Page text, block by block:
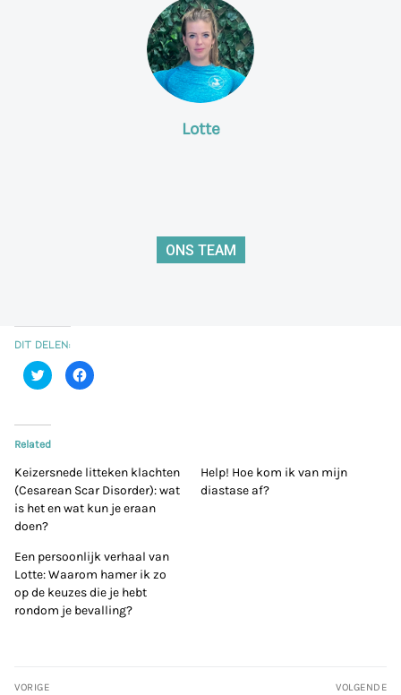
Lotte
ONS TEAM
Dit delen:
Klik
om
Twitter
(Wordt
in
nieuw
venster
geopend)
Klik
om
nieuw
venster
geopend)
Related
Keizersnede litteken klachten
(Cesarean Scar Disorder): wat
is het en wat kun je eraan
doen?
Help! Hoe kom ik van mijn
diastase af?
Een persoonlijk verhaal van
Lotte: Waarom hamer ik zo
op de keuzes die je hebt
rondom je bevalling?
VORIGE VOLGENDE